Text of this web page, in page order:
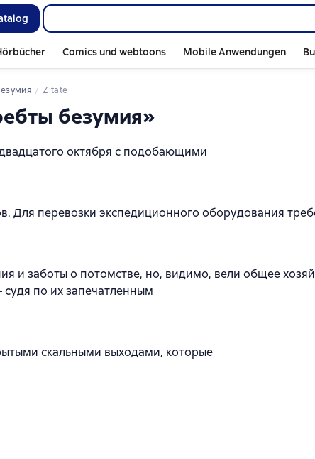
Comics und webtoons Mobile Anwendungen
Zitate
безумия»
октября с подобающими
Для перевозки экспедиционного оборудования
и заботы о потомстве, но, видимо, вели общее
по их запечатленным
скальными выходами, которые